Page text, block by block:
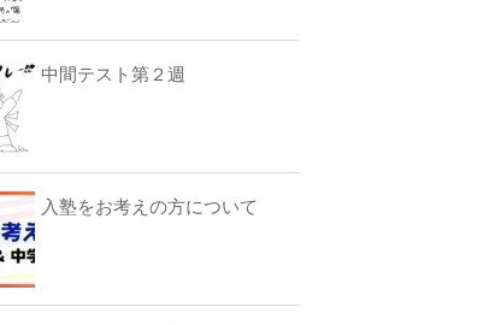
中間テスト第２週
入塾をお考えの方について